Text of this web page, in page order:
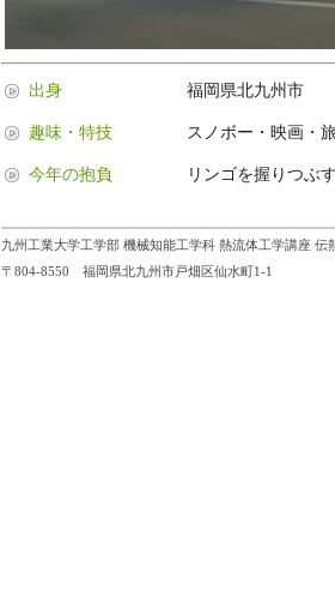
出身 福岡県北九州市
趣味・特技 スノボー・映画・
今年の抱負 リンゴを握りつぶ
九州工業大学工学部 機械知能工学科 熱流体工学講座 伝
〒804-8550 福岡県北九州市戸畑区仙水町1-1